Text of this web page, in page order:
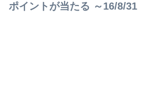
ポイントが当たる ～16/8/31